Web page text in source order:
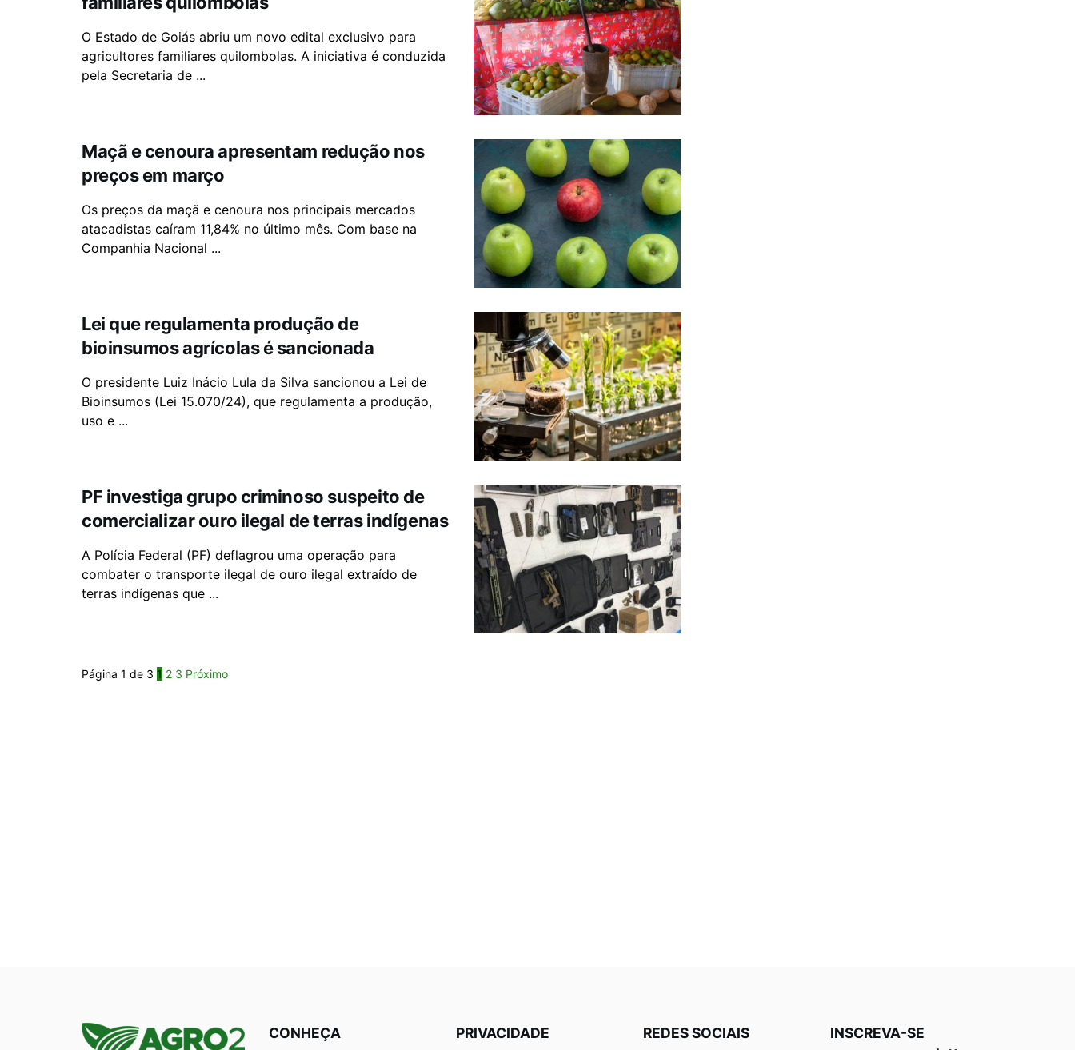
O Estado de Goiás abriu um novo edital exclusivo para
agricultores familiares quilombolas. A iniciativa é conduzida
pela Secretaria de ...
Maçã e cenoura apresentam redução nos
preços em março
Os preços da maçã e cenoura nos principais mercados
atacadistas caíram 11,84% no último mês. Com base na
Companhia Nacional ...
Lei que regulamenta produção de
bioinsumos agrícolas é sancionada
O presidente Luiz Inácio Lula da Silva sancionou a Lei de
Bioinsumos (Lei 15.070/24), que regulamenta a produção,
uso e ...
PF investiga grupo criminoso suspeito de
comercializar ouro ilegal de terras indígenas
A Polícia Federal (PF) deflagrou uma operação para
combater o transporte ilegal de ouro ilegal extraído de
terras indígenas que ...
Página 1 de 3 1 2 3 Próximo
CONHEÇA PRIVACIDADE REDES SOCIAIS
INSCREVA-SE